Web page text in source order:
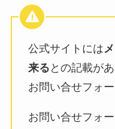
公式サイトには
来る との記載が
お問い合せフォ
お問い合せフォ